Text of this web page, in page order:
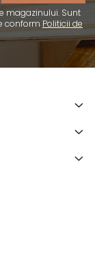
magazinului. Sunt
conform Politicii de